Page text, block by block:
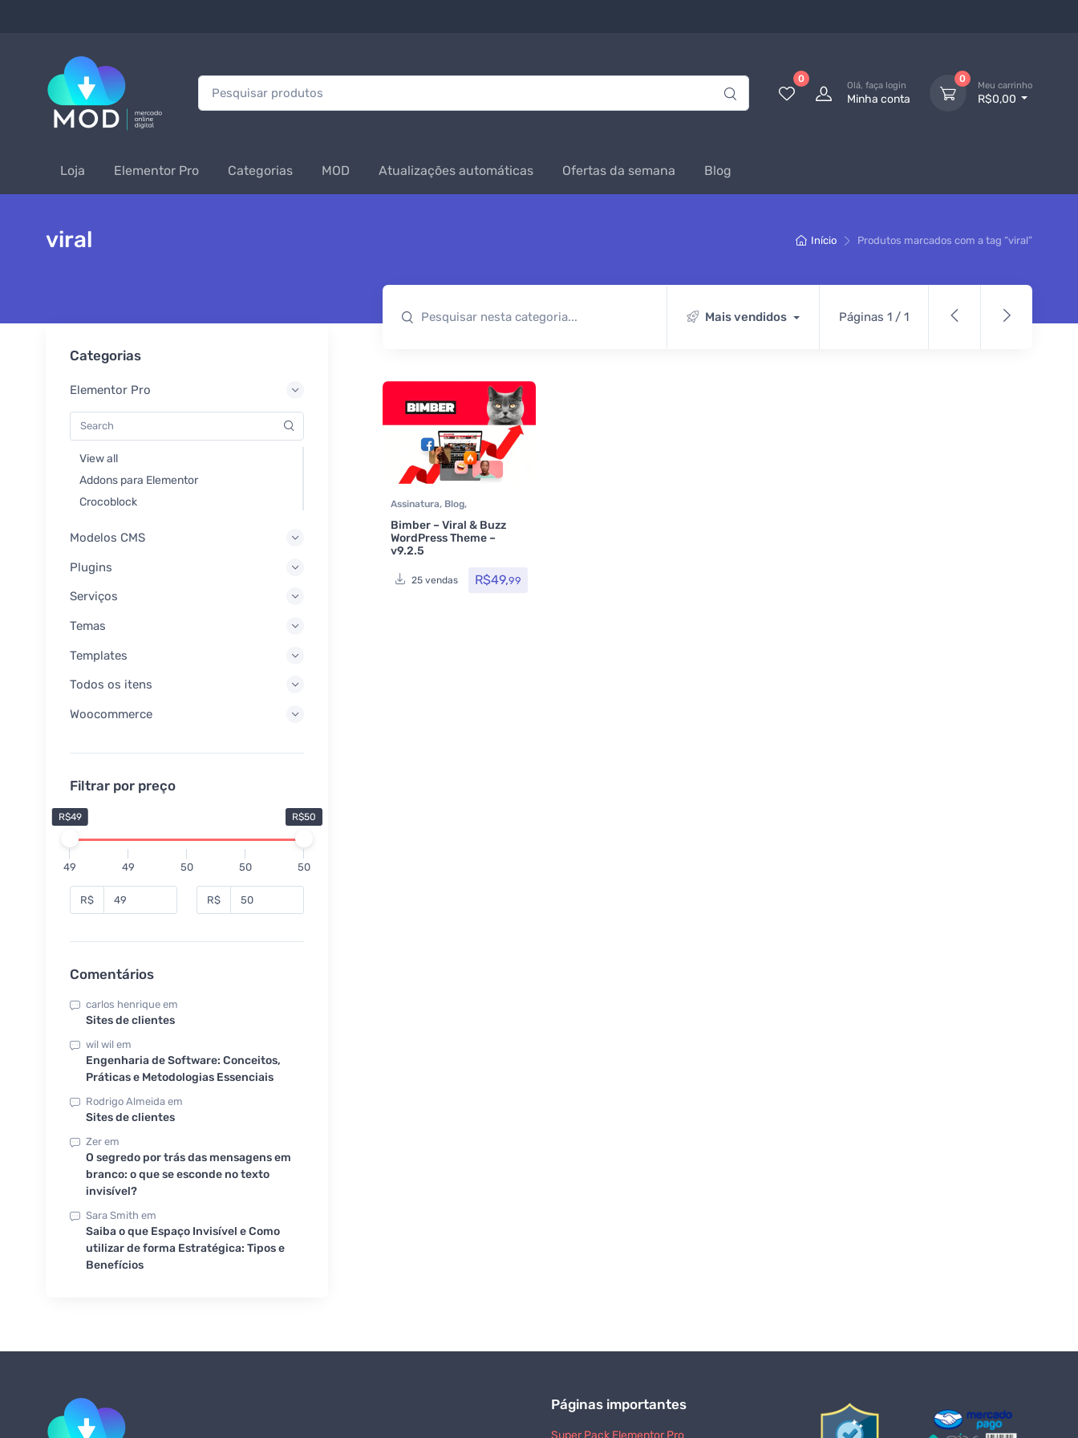
Procurar: 0
Olá, faça login
Minha conta
0
Meu carrinho
R$0,00
Loja Elementor Pro Categorias MOD Atualizações automáticas Ofertas da semana Blog
Início Produtos marcados com a tag “viral”
viral
Mais vendidos Páginas 1 / 1
Assinatura, Blog,
Classificados, Elementor
Multiuso, Temas
Themeforest
Bimber – Viral & Buzz
WordPress Theme –
v9.2.5
25 vendas R$49,99
Categorias
Elementor Pro
View all
Addons para Elementor
Crocoblock
Modelos CMS
Plugins
Serviços
Temas
Templates
Todos os itens
Woocommerce
Filtrar por preço
R$49 R$50
49 49 50 50 50
R$ R$
Comentários
carlos henrique em
Sites de clientes
wil wil em
Engenharia de Software: Conceitos,
Práticas e Metodologias Essenciais
Rodrigo Almeida em
Sites de clientes
Zer em
O segredo por trás das mensagens em
branco: o que se esconde no texto
invisível?
Sara Smith em
Saiba o que Espaço Invisível e Como
utilizar de forma Estratégica: Tipos e
Benefícios
Páginas importantes
Super Pack Elementor Pro